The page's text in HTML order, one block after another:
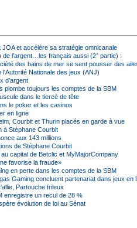
et accélère sa stratégie omnicanale
de l’argent…les français aussi (2° partie) :
des bains de mer se sent pousser des
l'Autorité Nationale des jeux (ANJ)
d’argent
plombe toujours les comptes de la SBM
dans le tiercé de tête
le poker et les casinos
en ligne
Courbit et Thurin placés en garde à vue
à Stéphane Courbit
aux 143 millions
de Stéphane Courbit
capital de Betclic et MyMajorCompany
favorise la fraude»
en perte dans les comptes de la SBM
Gaming concluent partenariat dans jeux en
Partouche frileux
enregistre un recul de 28 %
évolution de loi au Sénat